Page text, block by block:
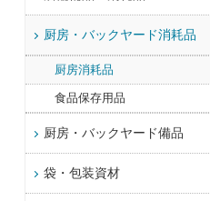
厨房・バックヤード消耗品
厨房消耗品
食品保存用品
厨房・バックヤード備品
袋・包装資材